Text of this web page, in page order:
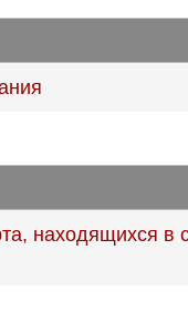
находящихся